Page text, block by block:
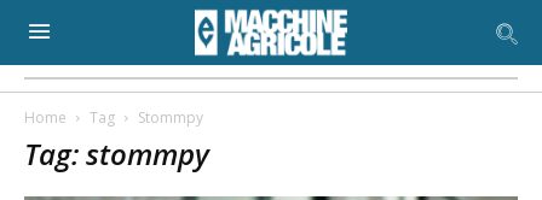
Home Tag Stommpy
Tag: stommpy